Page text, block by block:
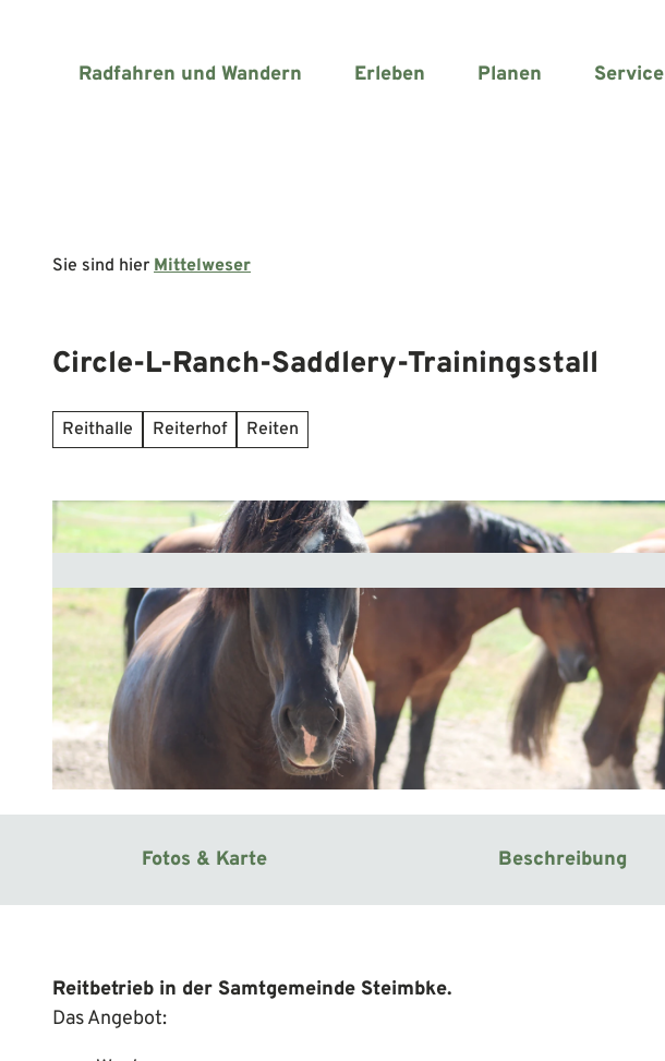
Radfahren und Wandern Erleben Planen Service
Sie sind hier Mittelweser
Circle-L-Ranch-Saddlery-Trainingsstall
Reithalle Reiterhof Reiten
Fotos & Karte Beschreibung
Reitbetrieb in der Samtgemeinde Steimbke.
Das Angebot: